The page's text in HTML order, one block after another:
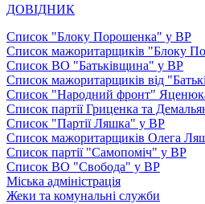
ДОВІДНИК
Список "Блоку Порошенка" у ВР
Список мажоритарщиків "Блоку
Список ВО "Батьківщина" у ВР
Список мажоритарщиків від
Список "Народний фронт"
Список партії Гриценка та
Список "Партії Ляшка" у ВР
Список мажоритарщиків Олега
Список партії "Самопоміч" у ВР
Список ВО "Свобода" у ВР
Міська адміністрація
Жеки та комунальні служби